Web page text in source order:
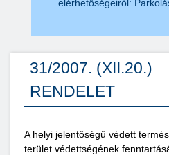
elérhetőségeiről:
31/2007. (XII.20.)
RENDELET
A helyi jelentőségű védett
terület védettségének